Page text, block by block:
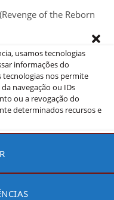
usamos tecnologias
informações do
tecnologias nos permite
navegação ou IDs
ou a revogação do
determinados recursos e
of the Reborn